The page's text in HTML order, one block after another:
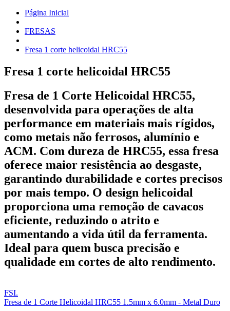
Página Inicial
FRESAS
Fresa 1 corte helicoidal HRC55
Fresa 1 corte helicoidal HRC55
Fresa de 1 Corte Helicoidal HRC55,
desenvolvida para operações de alta
performance em materiais mais rígidos,
como metais não ferrosos, alumínio e
ACM. Com dureza de HRC55, essa fresa
oferece maior resistência ao desgaste,
garantindo durabilidade e cortes precisos
por mais tempo. O design helicoidal
proporciona uma remoção de cavacos
eficiente, reduzindo o atrito e
aumentando a vida útil da ferramenta.
Ideal para quem busca precisão e
qualidade em cortes de alto rendimento.
FSI.
Fresa de 1 Corte Helicoidal HRC55 1.5mm x 6.0mm - Metal Duro